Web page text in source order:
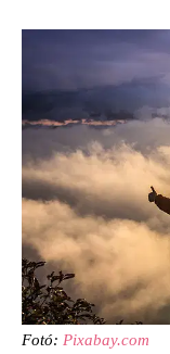
Fotó: Pixabay.com